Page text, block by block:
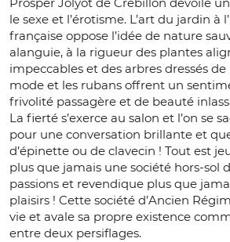
le sexe et l’érotisme. L’art du jardin à
française oppose l’idée de nature
alanguie, à la rigueur des plantes
impeccables et des arbres dressés de
mode et les rubans offrent un
frivolité passagère et de beauté
La fierté s’exerce au salon et l’on se
pour une conversation brillante et
d’épinette ou de clavecin ! Tout est
plus que jamais une société hors-sol
passions et revendique plus que
plaisirs ! Cette société d’Ancien
vie et avale sa propre existence
entre deux persiflages.